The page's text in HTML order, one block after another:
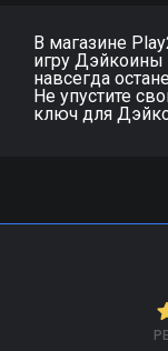
В магазине
игру Дэйкоины
навсегда
Не упустите
ключ для